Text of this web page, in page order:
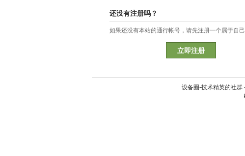
还没有注册吗？
如果还没有本站的通行帐号，请先注册一个属于自己
立即注册
设备圈-技术精英的社群